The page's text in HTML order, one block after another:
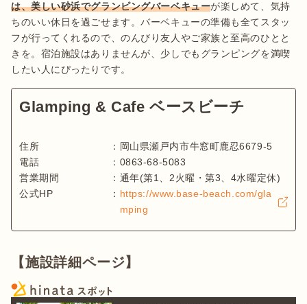
は、美しい砂浜でグランピングバーベキューが楽しめて、気持
ちのいい休日を過ごせます。バーベキューの準備も全てスタッ
フが行ってくれるので、のんびり友人やご家族と至高のひとと
きを。宿泊施設はありませんが、少しでもグランピングを満喫
Glamping & Cafe ベースビーチ
住所 ： 岡山県瀬戸内市牛窓町鹿忍6679-5
電話
： 0863-68-5083
営業期間
： 通年(第1、2火曜・第3、4水曜定休)
公式HP
： https://www.base-beach.com/gla
mping
【施設詳細ページ】